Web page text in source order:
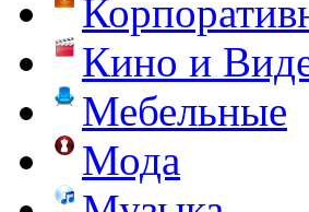
Кино и
Мебельные
Мода